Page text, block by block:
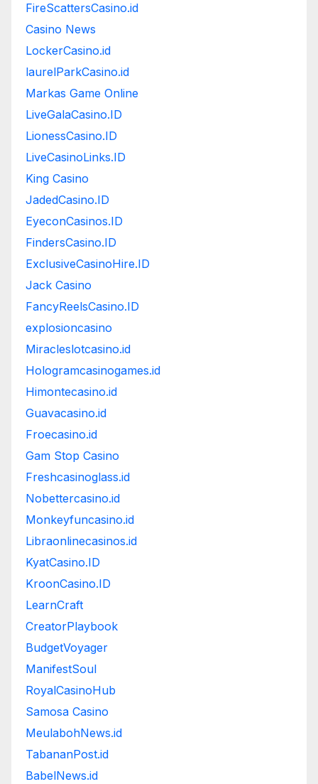
FireScattersCasino.id
Casino News
LockerCasino.id
laurelParkCasino.id
Markas Game Online
LiveGalaCasino.ID
LionessCasino.ID
LiveCasinoLinks.ID
King Casino
JadedCasino.ID
EyeconCasinos.ID
FindersCasino.ID
ExclusiveCasinoHire.ID
Jack Casino
FancyReelsCasino.ID
explosioncasino
Miracleslotcasino.id
Hologramcasinogames.id
Himontecasino.id
Guavacasino.id
Froecasino.id
Gam Stop Casino
Freshcasinoglass.id
Nobettercasino.id
Monkeyfuncasino.id
Libraonlinecasinos.id
KyatCasino.ID
KroonCasino.ID
LearnCraft
CreatorPlaybook
BudgetVoyager
ManifestSoul
RoyalCasinoHub
Samosa Casino
MeulabohNews.id
TabananPost.id
BabelNews.id